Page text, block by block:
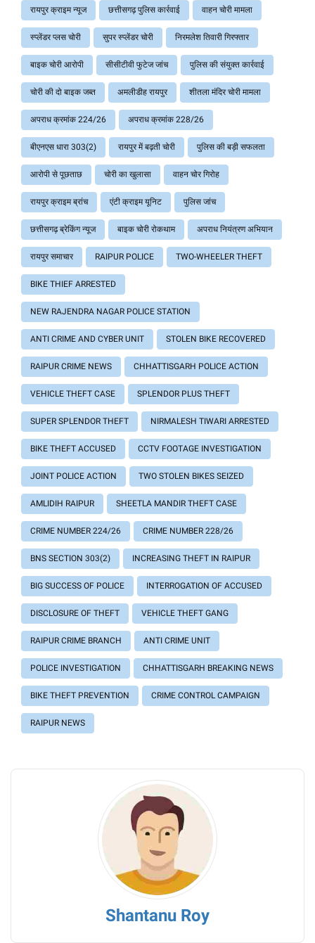
रायपुर क्राइम न्यूज छत्तीसगढ़ पुलिस कार्रवाई वाहन चोरी मामला
स्प्लेंडर प्लस चोरी सुपर स्प्लेंडर चोरी निरमलेश तिवारी गिरफ्तार
बाइक चोरी आरोपी सीसीटीवी फुटेज जांच पुलिस की संयुक्त कार्रवाई
चोरी की दो बाइक जब्त अमलीडीह रायपुर शीतला मंदिर चोरी मामला
अपराध क्रमांक 224/26 अपराध क्रमांक 228/26
बीएनएस धारा 303(2) रायपुर में बढ़ती चोरी पुलिस की बड़ी सफलता
आरोपी से पूछताछ चोरी का खुलासा वाहन चोर गिरोह
रायपुर क्राइम ब्रांच एंटी क्राइम यूनिट पुलिस जांच
छत्तीसगढ़ ब्रेकिंग न्यूज बाइक चोरी रोकथाम अपराध नियंत्रण अभियान
रायपुर समाचार RAIPUR POLICE TWO-WHEELER THEFT
BIKE THIEF ARRESTED
NEW RAJENDRA NAGAR POLICE STATION
ANTI CRIME AND CYBER ​​UNIT STOLEN BIKE RECOVERED
RAIPUR CRIME NEWS CHHATTISGARH POLICE ACTION
VEHICLE THEFT CASE SPLENDOR PLUS THEFT
SUPER SPLENDOR THEFT NIRMALESH TIWARI ARRESTED
BIKE THEFT ACCUSED CCTV FOOTAGE INVESTIGATION
JOINT POLICE ACTION TWO STOLEN BIKES SEIZED
AMLIDIH RAIPUR SHEETLA MANDIR THEFT CASE
CRIME NUMBER 224/26 CRIME NUMBER 228/26
BNS SECTION 303(2) INCREASING THEFT IN RAIPUR
BIG SUCCESS OF POLICE INTERROGATION OF ACCUSED
DISCLOSURE OF THEFT VEHICLE THEFT GANG
RAIPUR CRIME BRANCH ANTI CRIME UNIT
POLICE INVESTIGATION CHHATTISGARH BREAKING NEWS
BIKE THEFT PREVENTION CRIME CONTROL CAMPAIGN
RAIPUR NEWS
Shantanu Roy